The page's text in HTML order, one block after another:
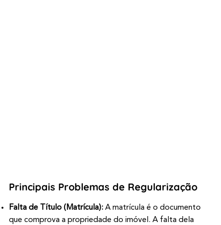
Principais Problemas de Regularização
Falta de Título (Matrícula):A matrícula é o documento
que comprova a propriedade do imóvel. A falta dela